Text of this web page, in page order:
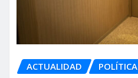
ACTUALIDAD POLÍTICA